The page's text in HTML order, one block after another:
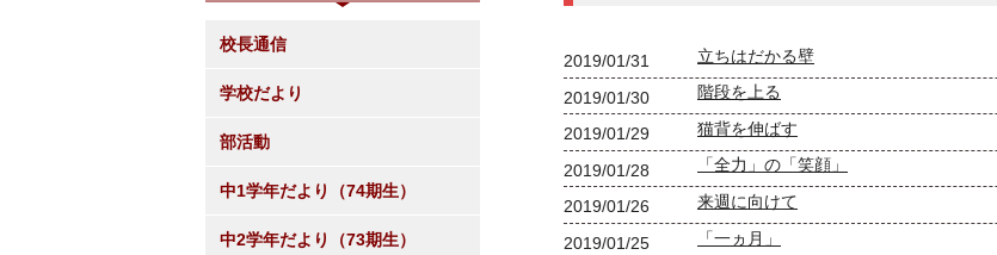
2019/01/31 立ちはだかる壁
2019/01/30 階段を上る
2019/01/29 猫背を伸ばす
2019/01/28 「全力」の「笑顔」
2019/01/26 来週に向けて
2019/01/25 「一ヵ月」
校長通信
学校だより
部活動
中1学年だより（74期生）
中2学年だより（73期生）